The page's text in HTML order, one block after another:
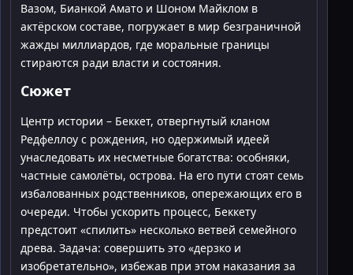
Вазом, Бианкой Амато и Шоном Майклом в
актёрском составе, погружает в мир безграничной
жажды миллиардов, где моральные границы
стираются ради власти и состояния.
Сюжет
Центр истории – Беккет, отвергнутый кланом
Редфеллоу с рождения, но одержимый идеей
унаследовать их несметные богатства: особняки,
частные самолёты, острова. На его пути стоят семь
избалованных родственников, опережающих его в
очереди. Чтобы ускорить процесс, Беккету
предстоит «спилить» несколько ветвей семейного
древа. Задача: совершить это «дерзко и
изобретательно», избежав при этом наказания за